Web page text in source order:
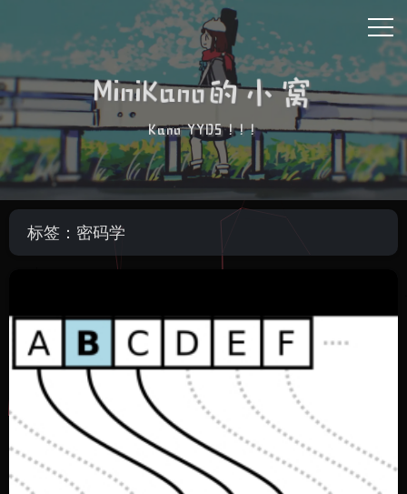
MiniKano的小窝
Kano YYDS ! ! !
标签：密码学